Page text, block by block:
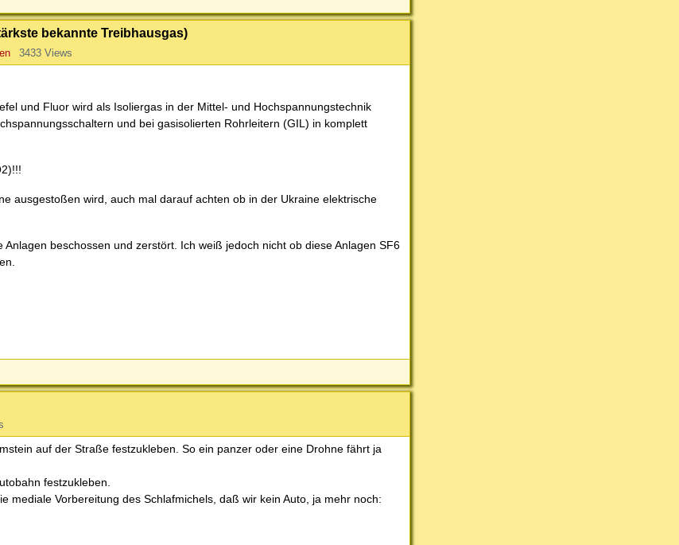
bekannte Treibhausgas)
3433 Views
und Fluor wird als Isoliergas in der Mittel- und Hochspannungstechnik
und bei gasisolierten Rohrleitern (GIL) in komplett
ausgestoßen wird, auch mal darauf achten ob in der Ukraine elektrische
beschossen und zerstört. Ich weiß jedoch nicht ob diese Anlagen SF6
auf der Straße festzukleben. So ein panzer oder eine Drohne fährt ja
festzukleben.
mediale Vorbereitung des Schlafmichels, daß wir kein Auto, ja mehr noch: